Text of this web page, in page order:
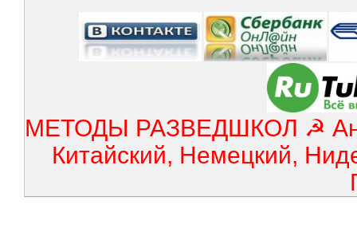
МЕТОДЫ РАЗВЕДШКОЛ ☭
Китайский, Немецкий,